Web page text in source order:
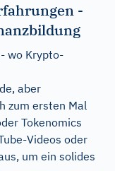
-
wo Krypto-
aber
zum ersten Mal
Tokenomics
Videos oder
um ein solides